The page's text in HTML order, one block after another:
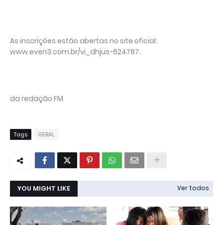
As inscrições estão abertas no site oficial:
www.even3.com.br/vi_dhjus-624787.
da redação FM
Tags GERAL
YOU MIGHT LIKE Ver todos